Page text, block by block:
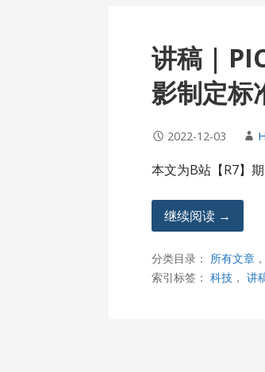
讲稿 |
影制定标
2022-12-03
本文为B站【R7】期
继续阅读 →
分类目录： 所有文章
索引标签：科技 ，讲